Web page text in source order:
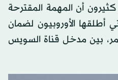
أن المهمة المقترحة
الأوروبيون لضمان
بين مدخل قناة السويس